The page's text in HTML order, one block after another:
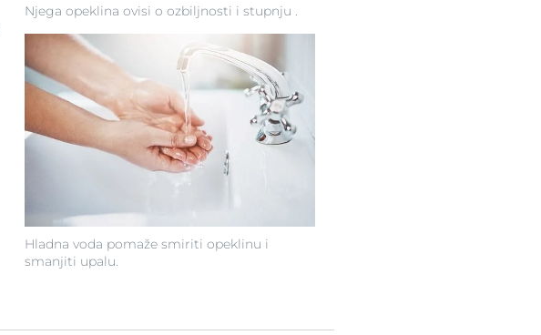
Njega opeklina ovisi o ozbiljnosti i stupnju .
Hladna voda pomaže smiriti opeklinu i
smanjiti upalu.